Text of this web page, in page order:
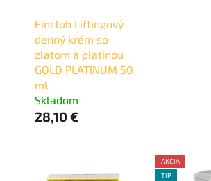
Finclub Liftingový
denný krém so
zlatom a platinou
GOLD PLATINUM 50
ml
Skladom
28,10 €
AKCIA
TIP